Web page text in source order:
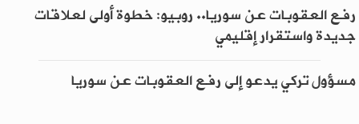
رفع العقوبات عن سوريا.. روبيو: خطوة أولى لعلاقات
جديدة واستقرار إقليمي
مسؤول تركي يدعو إلى رفع العقوبات عن سوريا